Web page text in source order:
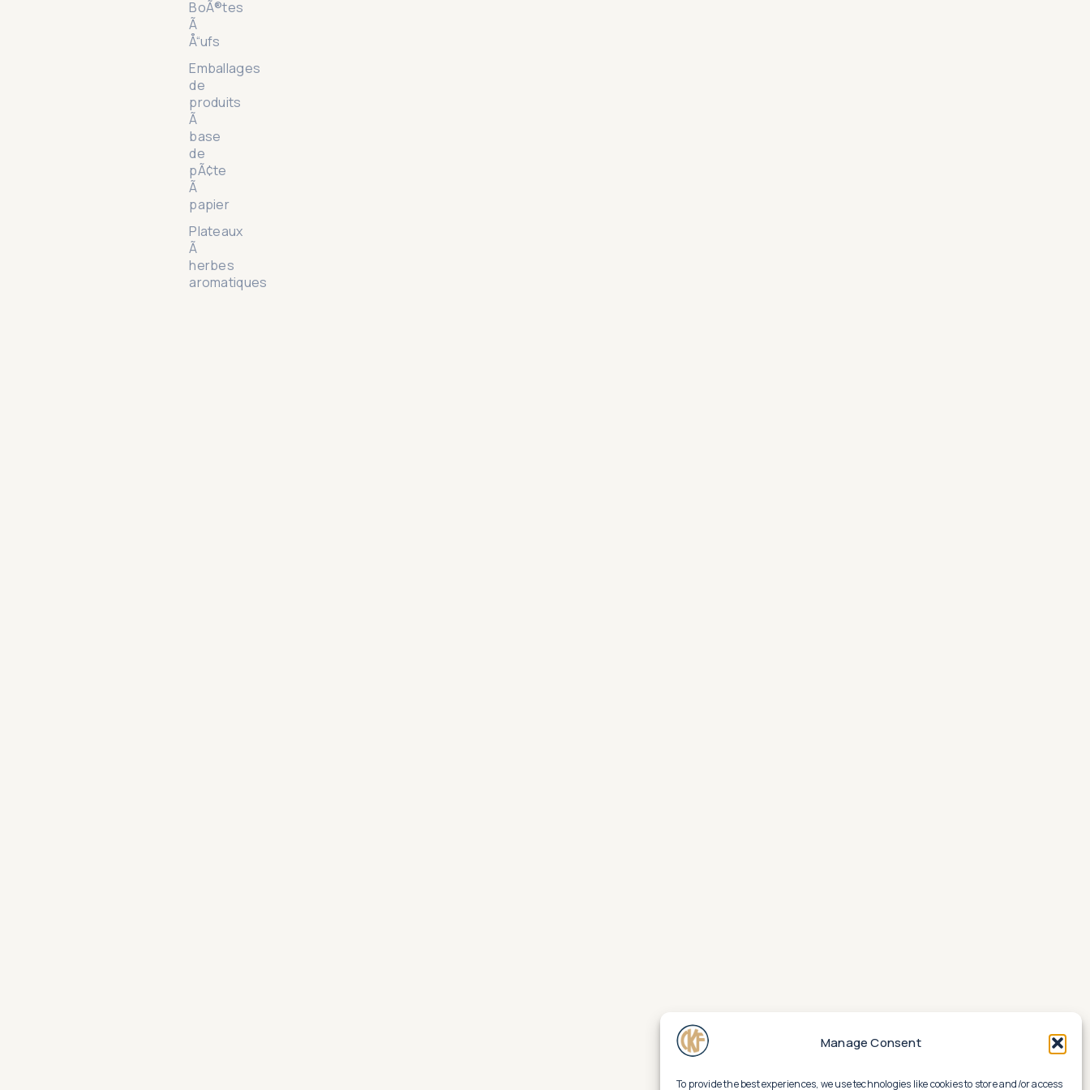
Manage Consent
To provide the best experiences, we use technologies like cookies to store and/or access
BoÃ®tes
Ã
Å“ufs
Emballages
de
produits
Ã
base
de
pÃ¢te
Ã
papier
Plateaux
Ã
herbes
aromatiques